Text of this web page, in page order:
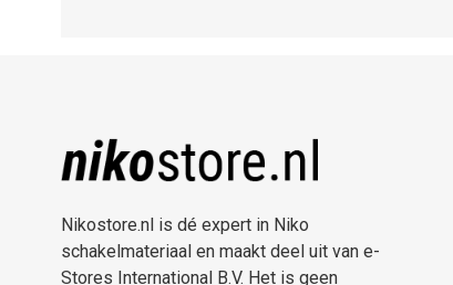
Nikostore.nl is dé expert in Niko
schakelmateriaal en maakt deel uit van e-
Stores International B.V. Het is geen